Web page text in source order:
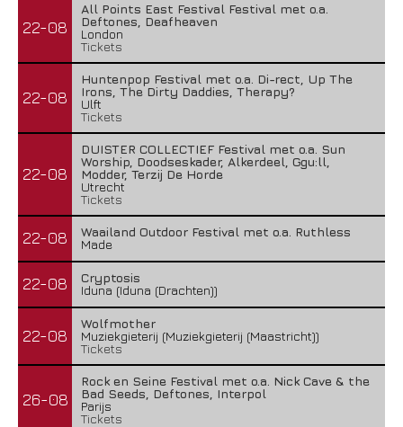
22-08
All Points East Festival Festival met o.a.
Deftones, Deafheaven
London
Tickets
22-08
Huntenpop Festival met o.a. Di-rect, Up The
Irons, The Dirty Daddies, Therapy?
Ulft
Tickets
22-08
DUISTER COLLECTIEF Festival met o.a. Sun
Worship, Doodseskader, Alkerdeel, Ggu:ll,
Modder, Terzij De Horde
Utrecht
Tickets
22-08
Waailand Outdoor Festival met o.a. Ruthless
Made
22-08
Cryptosis
Iduna (Iduna (Drachten))
22-08
Wolfmother
Muziekgieterij (Muziekgieterij (Maastricht))
Tickets
26-08
Rock en Seine Festival met o.a. Nick Cave & the
Bad Seeds, Deftones, Interpol
Parijs
Tickets